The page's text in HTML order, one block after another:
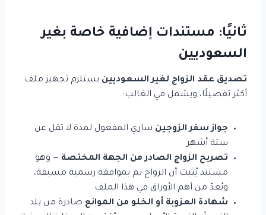
ثانيًا: مستندات إضافية خاصة بغير
السعوديين
تصديق عقد الزواج لغير السعوديين يستلزم تجهيز ملف
أكثر تفصيلًا، ويشمل في الغالب:
جواز سفر الزوجين ساري المفعول لمدة لا تقل عن
ستة أشهر
تصريح الزواج الصادر من الجهة المختصة — وهو
مستند يُثبت أن الزواج تم بموافقة رسمية مسبقة،
ويُعدّ من أهم الأوراق في هذا الملف
شهادة العزوبة أو الخلو من الموانع صادرة من بلد